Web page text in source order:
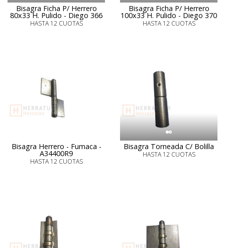
Bisagra Ficha P/ Herrero
80x33 H. Pulido - Diego 366
HASTA 12 CUOTAS
Bisagra Ficha P/ Herrero
100x33 H. Pulido - Diego 370
HASTA 12 CUOTAS
Bisagra Herrero - Fumaca -
A34400R9
HASTA 12 CUOTAS
Bisagra Torneada C/ Bolilla
HASTA 12 CUOTAS